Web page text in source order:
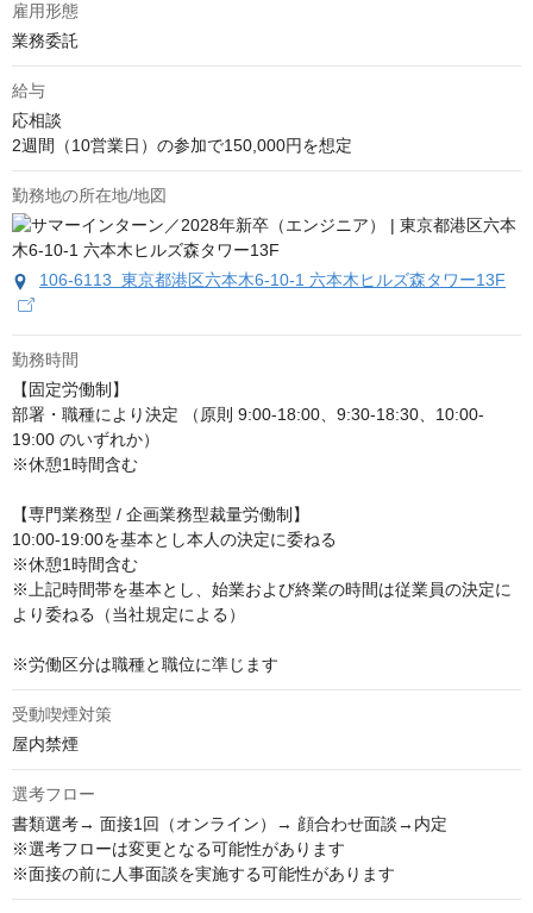
雇用形態
業務委託
給与
応相談
2週間（10営業日）の参加で150,000円を想定
勤務地の所在地/地図
106-6113 東京都港区六本木6-10-1 六本木ヒルズ森タワー13F
勤務時間
【固定労働制】
部署・職種により決定 （原則 9:00-18:00、9:30-18:30、10:00-
19:00 のいずれか）
※休憩1時間含む
【専門業務型 / 企画業務型裁量労働制】
10:00-19:00を基本とし本人の決定に委ねる
※休憩1時間含む
※上記時間帯を基本とし、始業および終業の時間は従業員の決定に
より委ねる（当社規定による）
※労働区分は職種と職位に準じます
受動喫煙対策
屋内禁煙
選考フロー
書類選考→ 面接1回（オンライン）→ 顔合わせ面談→内定
※選考フローは変更となる可能性があります
※面接の前に人事面談を実施する可能性があります